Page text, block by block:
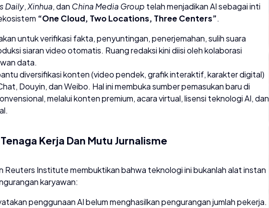
Daily,Xinhua, dan China Media Group telah menjadikan AI sebagai inti
“One Cloud, Two Locations, Three Centers”.
untuk verifikasi fakta, penyuntingan, penerjemahan, sulih suara
siaran video otomatis. Ruang redaksi kini diisi oleh kolaborasi
data.
diversifikasi konten (video pendek, grafik interaktif, karakter digital)
Douyin, dan Weibo. Hal ini membuka sumber pemasukan baru di
melalui konten premium, acara virtual, lisensi teknologi AI, dan
Kerja Dan Mutu Jurnalisme
Reuters Institute membuktikan bahwa teknologi ini bukanlah alat instan
karyawan:
penggunaan AI belum menghasilkan pengurangan jumlah pekerja.